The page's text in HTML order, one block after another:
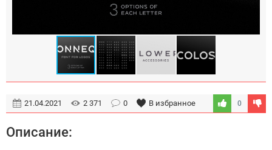
21.04.2021 2 371 0 В избранное 0
Описание: